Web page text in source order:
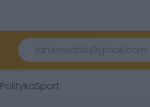
PolitykaSport